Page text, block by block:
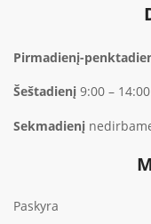
Pirmadienį-
Šeštadienį 9:00 – 14:00
Sekmadienį
Paskyra